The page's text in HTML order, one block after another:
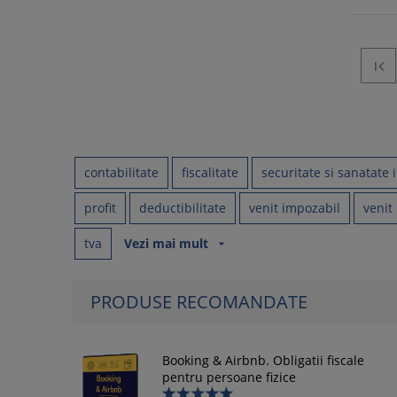

contabilitate fiscalitate securitate si sanatate
profit deductibilitate venit impozabil venit
tva Vezi mai mult arrow_drop_down
PRODUSE RECOMANDATE
Booking & Airbnb. Obligatii fiscale
pentru persoane fizice